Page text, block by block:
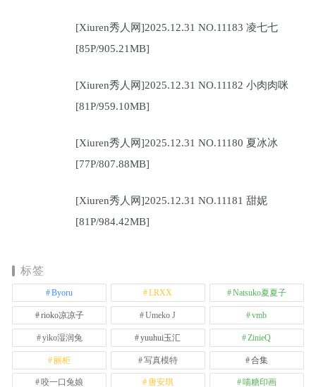
[Xiuren秀人网]2025.12.31 NO.11183 凌七七
[85P/905.21MB]
[Xiuren秀人网]2025.12.31 NO.11182 小肉肉咪
[81P/959.10MB]
[Xiuren秀人网]2025.12.31 NO.11180 夏冰冰
[77P/807.88MB]
[Xiuren秀人网]2025.12.31 NO.11181 甜妮
[81P/984.42MB]
标签
Byoru LRXX Natsuko夏夏子
rioko凉凉子 Umeko J vmb
yiko湿润兔 yuuhui玉汇 ZinieQ
丽柜 写真模特 合集
咬一口兔娘 唐安琪 喵糖印画